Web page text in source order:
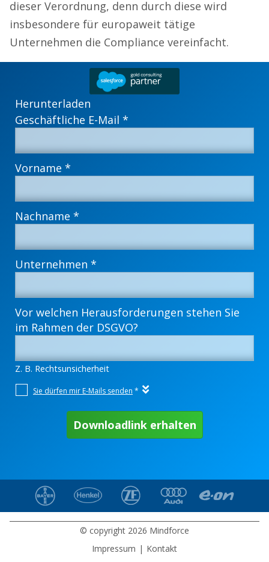
dieser Verordnung, denn durch diese wird
insbesondere für europaweit tätige
Unternehmen die Compliance vereinfacht.
Herunterladen
© copyright 2026 Mindforce
Impressum | Kontakt